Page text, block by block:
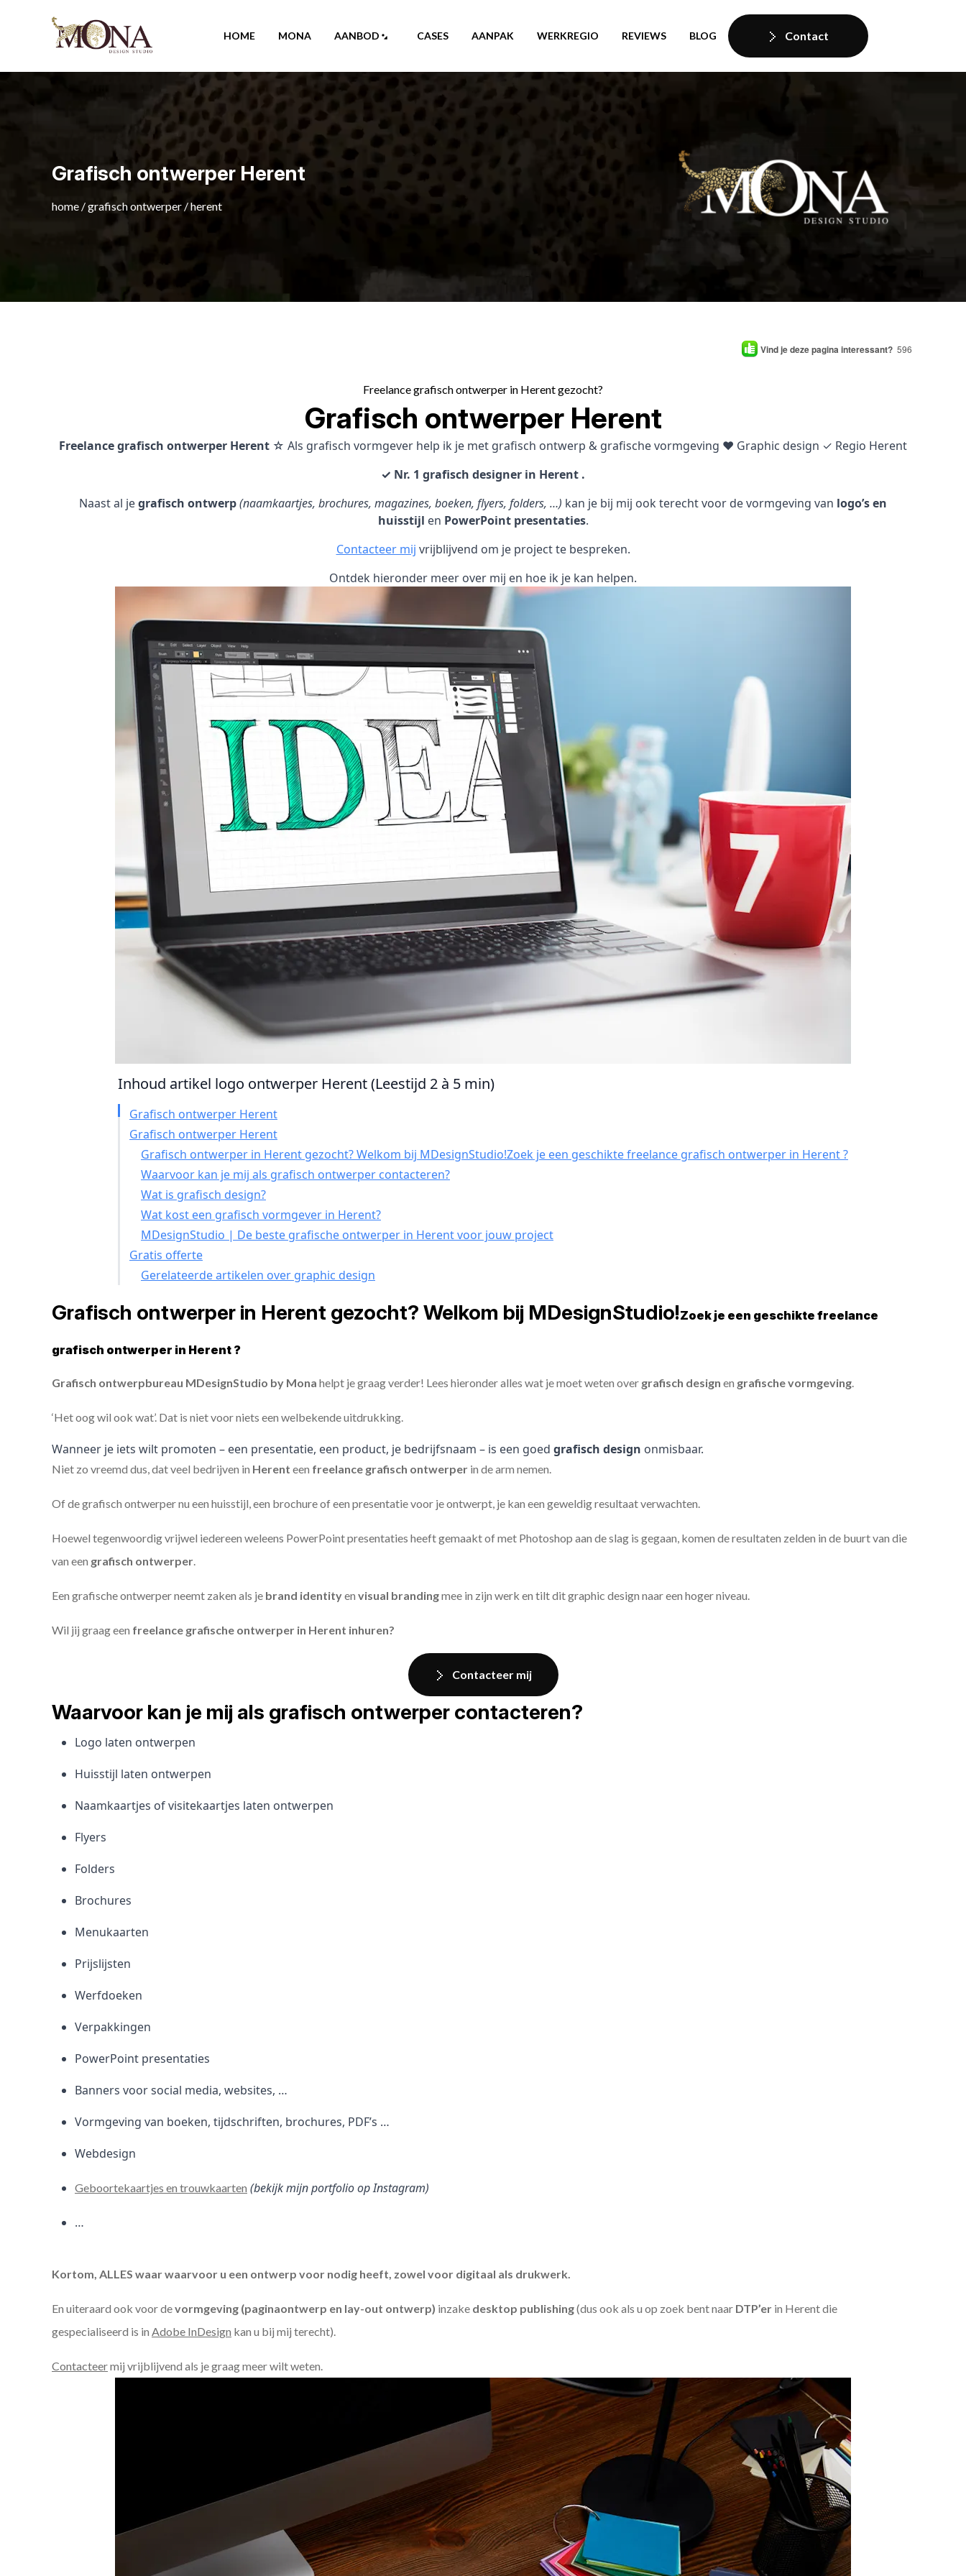
HOME MONA AANBOD CASES AANPAK WERKREGIO REVIEWS BLOG Contact
Grafisch ontwerper Herent
home /grafisch ontwerper /herent
Vind je deze pagina interessant? 596
Freelance grafisch ontwerper in Herent gezocht?
Grafisch ontwerper Herent
Freelance grafisch ontwerper Herent ☆ Als grafisch vormgever help ik je met grafisch ontwerp & grafische vormgeving ♥ Graphic design ✓ Regio Herent
✓ Nr. 1 grafisch designer in Herent .
Naast al jegrafisch ontwerp(naamkaartjes, brochures, magazines, boeken, flyers, folders, …) kan je bij mij ook terecht voor de vormgeving van logo’s en
huisstijl en PowerPoint presentaties.
Contacteer mij vrijblijvend om je project te bespreken.
Ontdek hieronder meer over mij en hoe ik je kan helpen.
Inhoud artikel logo ontwerper Herent (Leestijd 2 à 5 min)
Grafisch ontwerper Herent
Grafisch ontwerper Herent
Grafisch ontwerper in Herent gezocht? Welkom bij MDesignStudio!Zoek je een geschikte freelance grafisch ontwerper in Herent ?
Waarvoor kan je mij als grafisch ontwerper contacteren?
Wat is grafisch design?
Wat kost een grafisch vormgever in Herent?
MDesignStudio | De beste grafische ontwerper in Herent voor jouw project
Gratis offerte
Gerelateerde artikelen over graphic design
Grafisch ontwerper in Herent gezocht? Welkom bij MDesignStudio!Zoek je een geschikte freelance
grafisch ontwerper in Herent ?
Grafisch ontwerpbureau MDesignStudio by Mona helpt je graag verder! Lees hieronder alles wat je moet weten over grafisch design en grafische vormgeving.
‘Het oog wil ook wat’. Dat is niet voor niets een welbekende uitdrukking.
Wanneer je iets wilt promoten – een presentatie, een product, je bedrijfsnaam – is een goed grafisch design onmisbaar.
Niet zo vreemd dus, dat veel bedrijven in Herent een freelance grafisch ontwerper in de arm nemen.
Of de grafisch ontwerper nu een huisstijl, een brochure of een presentatie voor je ontwerpt, je kan een geweldig resultaat verwachten.
Hoewel tegenwoordig vrijwel iedereen weleens PowerPoint presentaties heeft gemaakt of met Photoshop aan de slag is gegaan, komen de resultaten zelden in de buurt van die
van een grafisch ontwerper.
Een grafische ontwerper neemt zaken als je brand identityen visual brandingmee in zijn werk en tilt dit graphic design naar een hoger niveau.
Wil jij graag een freelance grafische ontwerper in Herent inhuren?
Contacteer mij
Waarvoor kan je mij als grafisch ontwerper contacteren?
Logo laten ontwerpen
Huisstijl laten ontwerpen
Naamkaartjes of visitekaartjes laten ontwerpen
Flyers
Folders
Brochures
Menukaarten
Prijslijsten
Werfdoeken
Verpakkingen
PowerPoint presentaties
Banners voor social media, websites, …
Vormgeving van boeken, tijdschriften, brochures, PDF’s …
Webdesign
Geboortekaartjes en trouwkaarten (bekijk mijn portfolio op Instagram)
…
Kortom, ALLES waar waarvoor u een ontwerp voor nodig heeft, zowel voor digitaal als drukwerk.
En uiteraard ook voor devormgeving (paginaontwerp en lay-out ontwerp) inzake desktop publishing(dus ook als u op zoek bent naar DTP’er in Herent die
gespecialiseerd is in Adobe InDesign kan u bij mij terecht).
Contacteermij vrijblijvend als je graag meer wilt weten.